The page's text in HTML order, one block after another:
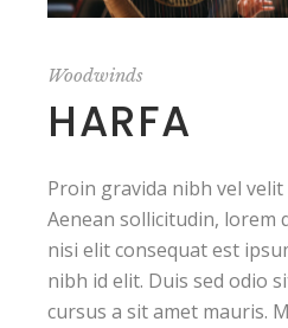
Woodwinds
HARFA
Proin gravida nibh vel
Aenean sollicitudin, lorem
nisi elit consequat est
nibh id elit. Duis sed odio
cursus a sit amet mauris.